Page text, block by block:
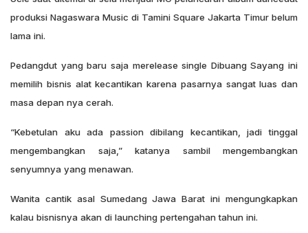
produksi Nagaswara Music di Tamini Square Jakarta Timur belum
lama ini.
Pedangdut yang baru saja merelease single Dibuang Sayang ini
memilih bisnis alat kecantikan karena pasarnya sangat luas dan
masa depan nya cerah.
“Kebetulan aku ada passion dibilang kecantikan, jadi tinggal
mengembangkan saja,” katanya sambil mengembangkan
senyumnya yang menawan.
Wanita cantik asal Sumedang Jawa Barat ini mengungkapkan
kalau bisnisnya akan di launching pertengahan tahun ini.